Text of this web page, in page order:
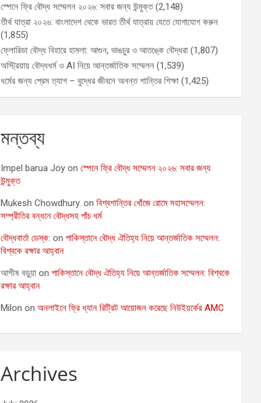
স্পেনে ফ্রি বৌদ্ধ সম্মেলন ২০২৬: সবার জন্য উন্মুক্ত (2,148)
তীর্থ যাত্রা ২০২৬: বাংলাদেশ থেকে ভারত তীর্থ যাত্রায় যেতে যোগাযোগ করুন
(1,855)
ফ্লোরিডা বৌদ্ধ বিহারে হামলা: আগুন, ভাঙচুর ও আতঙ্কে বৌদ্ধরা (1,807)
অস্ট্রিয়ায় বৌদ্ধধর্ম ও AI নিয়ে আন্তর্জাতিক সম্মেলন (1,539)
ধর্মের জন্য প্রেম ত্যাগ – বুদ্ধের জীবনে অনন্ত শান্তির শিক্ষা (1,425)
মন্তব্য
Impel barua Joy onস্পেনে ফ্রি বৌদ্ধ সম্মেলন ২০২৬: সবার জন্য
উন্মুক্ত
Mukesh Chowdhury. onবিশ্বশান্তির খোঁজে রোমে মহাসম্মেলন:
সম্প্রীতির বন্ধনে বৌদ্ধসহ পাঁচ ধর্ম
বৌদ্ধবার্তা ডেস্ক: onপাকিস্তানে বৌদ্ধ ঐতিহ্য নিয়ে আন্তর্জাতিক সম্মেলন:
বিশ্বকে রক্ষার আহ্বান
আশীষ বড়ুয়া onপাকিস্তানে বৌদ্ধ ঐতিহ্য নিয়ে আন্তর্জাতিক সম্মেলন: বিশ্বকে
রক্ষার আহ্বান
Milon onঅনলাইনে ফ্রি ধ্যান রিট্রিট আয়োজন করেছে নিউইয়র্কের AMC
Archives